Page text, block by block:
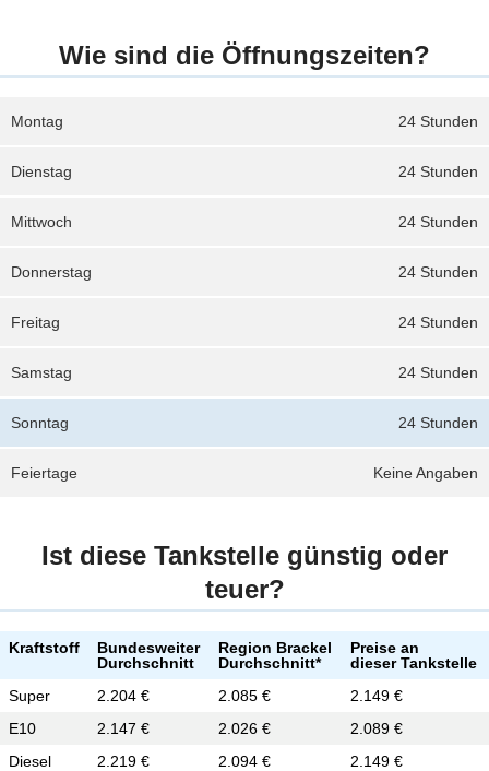
Wie sind die Öffnungszeiten?
24 Stunden
Montag
24 Stunden
Dienstag
24 Stunden
Mittwoch
24 Stunden
Donnerstag
24 Stunden
Freitag
24 Stunden
Samstag
24 Stunden
Sonntag
Keine Angaben
Feiertage
Ist diese Tankstelle günstig oder
teuer?
Kraftstoff
Bundesweiter
Durchschnitt
Region Brackel
Durchschnitt*
Preise an
dieser Tankstelle
Super
2.204 € 2.085 €
2.149 €
E10
2.147 € 2.026 €
2.089 €
Diesel
2.219 € 2.094 € 2.149 €